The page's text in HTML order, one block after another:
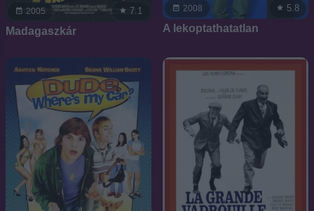
2005 7.1
Madagaszkár
2008 5.8
A lekoptathatatlan